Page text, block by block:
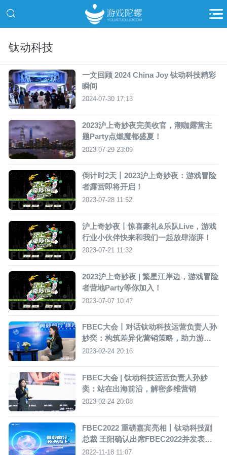
钛动科技
一文回顾 2024 China Joy 钛动科技精彩
瞬间
2024-07-30 17:13
2023沪上奇妙夜完美收官，潮咖露营主
题Party点燃魔都盛夏！
2023-07-29 23:09
倒计时2天丨2023沪上奇妙夜：游戏冒险
者露营即将开启！
2023-07-28 11:52
沪上奇妙夜丨惊喜豪礼&乐队Live，游戏
行业小伙伴快来和我们一起放肆澎湃！
2023-07-21 11:32
2023沪上奇妙夜 | 繁星江岸边，游戏冒险
者营地Party等你加入！
2023-07-07 10:47
FBEC大会丨对话钛动科技运营负责人孙
妙奕：构筑差异化营销策略，助力游戏
厂商出海“品效合一”
2023-02-24 20:16
FBEC大会 | 钛动科技运营负责人孙妙
奕：站在出海前沿，解密多维营销
2023-02-24 20:08
FBEC2022 重磅嘉宾亮相丨钛动科技副
总裁 王阳确认出席FBEC2022并发表主
题演讲
2022-11-18 11:07